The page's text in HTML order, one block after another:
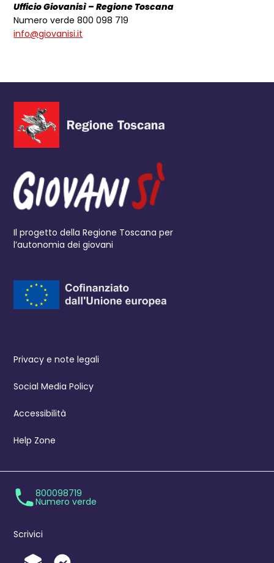
Ufficio Giovanisì – Regione Toscana
Numero verde 800 098 719
info@giovanisi.it
Il progetto della Regione Toscana per
l’autonomia dei giovani
Privacy e note legali
Social Media Policy
Accessibilità
Help Zone
800098719
Numero verde
Scrivici